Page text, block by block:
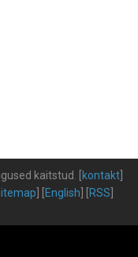
kaitstud kontakt
English RSS